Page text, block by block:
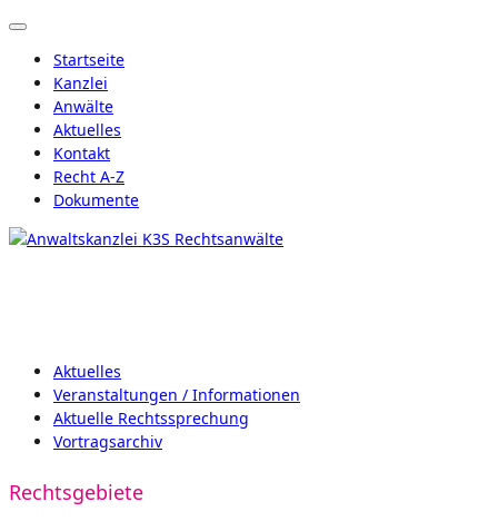
Startseite
Kanzlei
Anwälte
Aktuelles
Kontakt
Recht A-Z
Dokumente
Aktuelles
Veranstaltungen / Informationen
Aktuelle Rechtssprechung
Vortragsarchiv
Rechtsgebiete